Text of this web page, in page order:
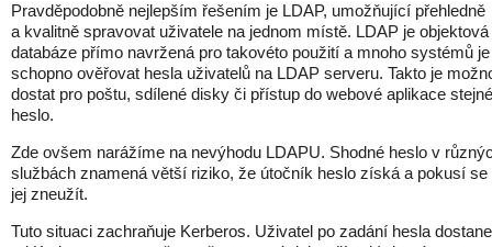
Pravděpodobně nejlepším řešením je LDAP, umožňující přehledně
a kvalitně spravovat uživatele na jednom místě. LDAP je objektová
databáze přímo navržená pro takovéto použití a mnoho systémů je
schopno ověřovat hesla uživatelů na LDAP serveru. Takto je
dostat pro poštu, sdílené disky či přístup do webové aplikace stejné
heslo.
Zde ovšem narážíme na nevýhodu LDAPU. Shodné heslo v
službách znamená větší riziko, že útočník heslo získá a pokusí se
jej zneužít.
Tuto situaci zachraňuje Kerberos. Uživatel po zadání hesla dostane